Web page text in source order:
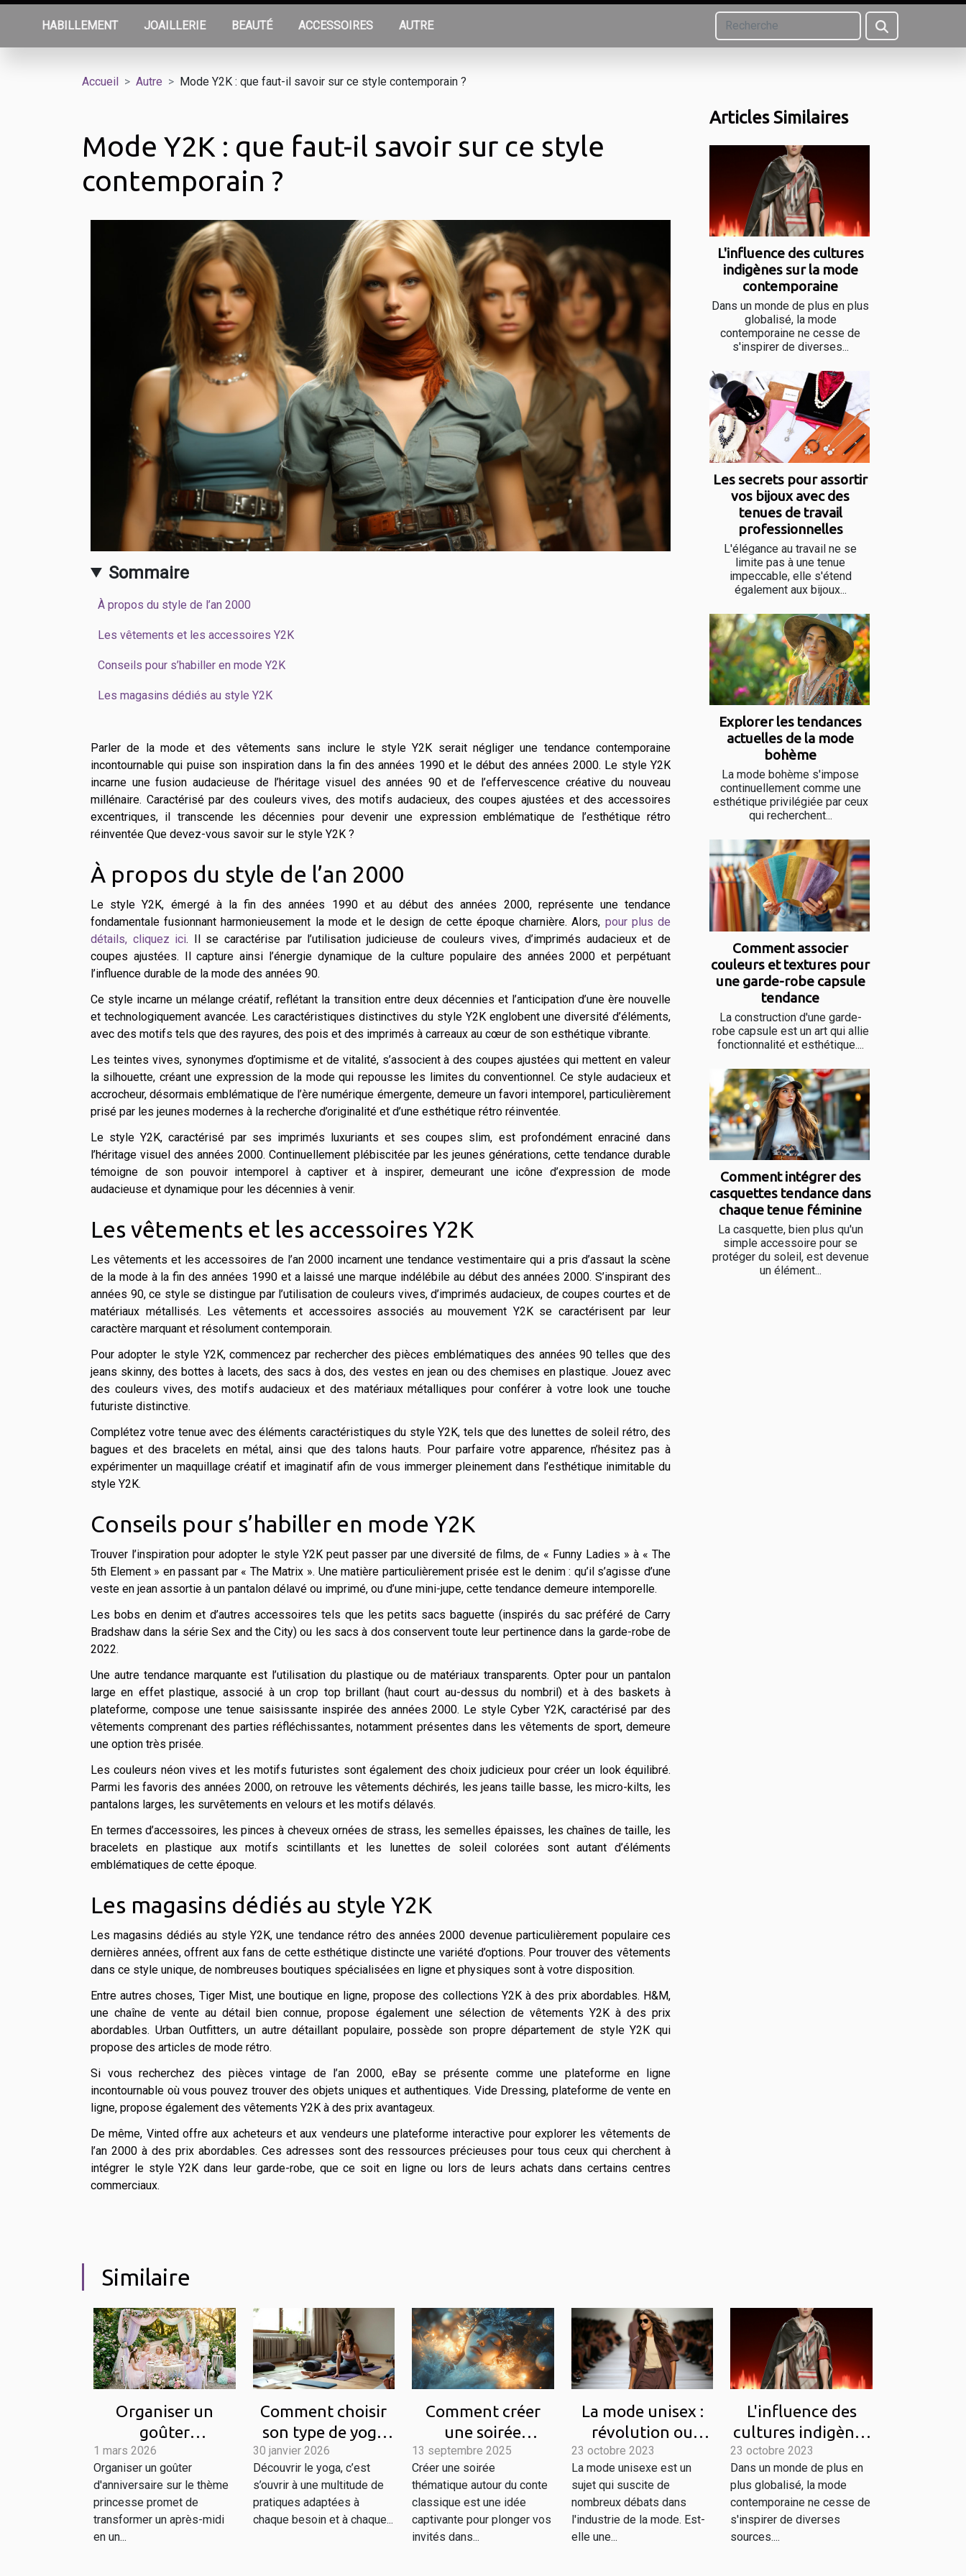
HABILLEMENT JOAILLERIE BEAUTÉ ACCESSOIRES AUTRE
Accueil Autre Mode Y2K : que faut-il savoir sur ce style contemporain ?
Mode Y2K : que faut-il savoir sur ce style
contemporain ?
Sommaire
À propos du style de l’an 2000
Les vêtements et les accessoires Y2K
Conseils pour s’habiller en mode Y2K
Les magasins dédiés au style Y2K
Parler de la mode et des vêtements sans inclure le style Y2K serait négliger une tendance contemporaine
incontournable qui puise son inspiration dans la fin des années 1990 et le début des années 2000. Le style Y2K
incarne une fusion audacieuse de l’héritage visuel des années 90 et de l’effervescence créative du nouveau
millénaire. Caractérisé par des couleurs vives, des motifs audacieux, des coupes ajustées et des accessoires
excentriques, il transcende les décennies pour devenir une expression emblématique de l’esthétique rétro
réinventée Que devez-vous savoir sur le style Y2K ?
À propos du style de l’an 2000
Le style Y2K, émergé à la fin des années 1990 et au début des années 2000, représente une tendance
fondamentale fusionnant harmonieusement la mode et le design de cette époque charnière. Alors, pour plus de
détails, cliquez ici. Il se caractérise par l’utilisation judicieuse de couleurs vives, d’imprimés audacieux et de
coupes ajustées. Il capture ainsi l’énergie dynamique de la culture populaire des années 2000 et perpétuant
l’influence durable de la mode des années 90.
Ce style incarne un mélange créatif, reflétant la transition entre deux décennies et l’anticipation d’une ère nouvelle
et technologiquement avancée. Les caractéristiques distinctives du style Y2K englobent une diversité d’éléments,
avec des motifs tels que des rayures, des pois et des imprimés à carreaux au cœur de son esthétique vibrante.
Les teintes vives, synonymes d’optimisme et de vitalité, s’associent à des coupes ajustées qui mettent en valeur
la silhouette, créant une expression de la mode qui repousse les limites du conventionnel. Ce style audacieux et
accrocheur, désormais emblématique de l’ère numérique émergente, demeure un favori intemporel, particulièrement
prisé par les jeunes modernes à la recherche d’originalité et d’une esthétique rétro réinventée.
Le style Y2K, caractérisé par ses imprimés luxuriants et ses coupes slim, est profondément enraciné dans
l’héritage visuel des années 2000. Continuellement plébiscitée par les jeunes générations, cette tendance durable
témoigne de son pouvoir intemporel à captiver et à inspirer, demeurant une icône d’expression de mode
audacieuse et dynamique pour les décennies à venir.
Les vêtements et les accessoires Y2K
Les vêtements et les accessoires de l’an 2000 incarnent une tendance vestimentaire qui a pris d’assaut la scène
de la mode à la fin des années 1990 et a laissé une marque indélébile au début des années 2000. S’inspirant des
années 90, ce style se distingue par l’utilisation de couleurs vives, d’imprimés audacieux, de coupes courtes et de
matériaux métallisés. Les vêtements et accessoires associés au mouvement Y2K se caractérisent par leur
caractère marquant et résolument contemporain.
Pour adopter le style Y2K, commencez par rechercher des pièces emblématiques des années 90 telles que des
jeans skinny, des bottes à lacets, des sacs à dos, des vestes en jean ou des chemises en plastique. Jouez avec
des couleurs vives, des motifs audacieux et des matériaux métalliques pour conférer à votre look une touche
futuriste distinctive.
Complétez votre tenue avec des éléments caractéristiques du style Y2K, tels que des lunettes de soleil rétro, des
bagues et des bracelets en métal, ainsi que des talons hauts. Pour parfaire votre apparence, n’hésitez pas à
expérimenter un maquillage créatif et imaginatif afin de vous immerger pleinement dans l’esthétique inimitable du
style Y2K.
Conseils pour s’habiller en mode Y2K
Trouver l’inspiration pour adopter le style Y2K peut passer par une diversité de films, de « Funny Ladies » à « The
5th Element » en passant par « The Matrix ». Une matière particulièrement prisée est le denim : qu’il s’agisse d’une
veste en jean assortie à un pantalon délavé ou imprimé, ou d’une mini-jupe, cette tendance demeure intemporelle.
Les bobs en denim et d’autres accessoires tels que les petits sacs baguette (inspirés du sac préféré de Carry
Bradshaw dans la série Sex and the City) ou les sacs à dos conservent toute leur pertinence dans la garde-robe de
2022.
Une autre tendance marquante est l’utilisation du plastique ou de matériaux transparents. Opter pour un pantalon
large en effet plastique, associé à un crop top brillant (haut court au-dessus du nombril) et à des baskets à
plateforme, compose une tenue saisissante inspirée des années 2000. Le style Cyber Y2K, caractérisé par des
vêtements comprenant des parties réfléchissantes, notamment présentes dans les vêtements de sport, demeure
une option très prisée.
Les couleurs néon vives et les motifs futuristes sont également des choix judicieux pour créer un look équilibré.
Parmi les favoris des années 2000, on retrouve les vêtements déchirés, les jeans taille basse, les micro-kilts, les
pantalons larges, les survêtements en velours et les motifs délavés.
En termes d’accessoires, les pinces à cheveux ornées de strass, les semelles épaisses, les chaînes de taille, les
bracelets en plastique aux motifs scintillants et les lunettes de soleil colorées sont autant d’éléments
emblématiques de cette époque.
Les magasins dédiés au style Y2K
Les magasins dédiés au style Y2K, une tendance rétro des années 2000 devenue particulièrement populaire ces
dernières années, offrent aux fans de cette esthétique distincte une variété d’options. Pour trouver des vêtements
dans ce style unique, de nombreuses boutiques spécialisées en ligne et physiques sont à votre disposition.
Entre autres choses, Tiger Mist, une boutique en ligne, propose des collections Y2K à des prix abordables. H&M,
une chaîne de vente au détail bien connue, propose également une sélection de vêtements Y2K à des prix
abordables. Urban Outfitters, un autre détaillant populaire, possède son propre département de style Y2K qui
propose des articles de mode rétro.
Si vous recherchez des pièces vintage de l’an 2000, eBay se présente comme une plateforme en ligne
incontournable où vous pouvez trouver des objets uniques et authentiques. Vide Dressing, plateforme de vente en
ligne, propose également des vêtements Y2K à des prix avantageux.
De même, Vinted offre aux acheteurs et aux vendeurs une plateforme interactive pour explorer les vêtements de
l’an 2000 à des prix abordables. Ces adresses sont des ressources précieuses pour tous ceux qui cherchent à
intégrer le style Y2K dans leur garde-robe, que ce soit en ligne ou lors de leurs achats dans certains centres
commerciaux.
Articles Similaires
L'influence des cultures
indigènes sur la mode
contemporaine
Dans un monde de plus en plus
globalisé, la mode
contemporaine ne cesse de
s'inspirer de diverses...
Les secrets pour assortir
vos bijoux avec des
tenues de travail
professionnelles
L'élégance au travail ne se
limite pas à une tenue
impeccable, elle s'étend
également aux bijoux...
Explorer les tendances
actuelles de la mode
bohème
La mode bohème s'impose
continuellement comme une
esthétique privilégiée par ceux
qui recherchent...
Comment associer
couleurs et textures pour
une garde-robe capsule
tendance
La construction d'une garde-
robe capsule est un art qui allie
fonctionnalité et esthétique....
Comment intégrer des
casquettes tendance dans
chaque tenue féminine
La casquette, bien plus qu'un
simple accessoire pour se
protéger du soleil, est devenue
un élément...
Similaire
Organiser un
goûter
d'anniversaire sur
thème princesse
1 mars 2026
Organiser un goûter
d'anniversaire sur le thème
princesse promet de
transformer un après-midi
en un...
Comment choisir
son type de yoga
pour bien-être
quotidien ?
30 janvier 2026
Découvrir le yoga, c’est
s’ouvrir à une multitude de
pratiques adaptées à
chaque besoin et à chaque...
Comment créer
une soirée
thématique autour
du conte classique
?
13 septembre 2025
Créer une soirée
thématique autour du conte
classique est une idée
captivante pour plonger vos
invités dans...
La mode unisex :
révolution ou
tendance
passagère?
23 octobre 2023
La mode unisexe est un
sujet qui suscite de
nombreux débats dans
l'industrie de la mode. Est-
elle une...
L'influence des
cultures indigènes
sur la mode
contemporaine
23 octobre 2023
Dans un monde de plus en
plus globalisé, la mode
contemporaine ne cesse de
s'inspirer de diverses
sources....